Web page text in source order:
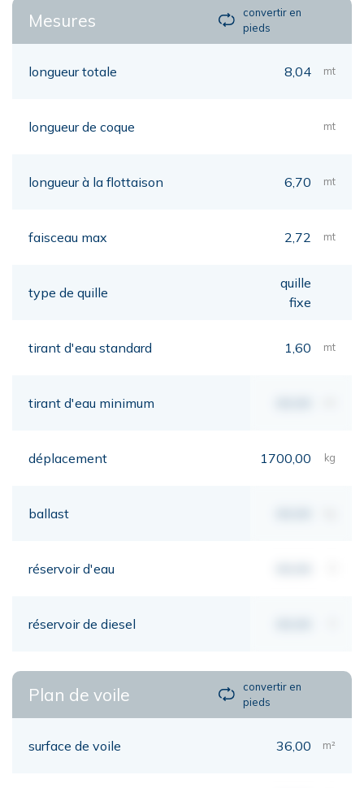
Mesures
convertir en
pieds
longueur totale 8,04 mt
longueur de coque mt
longueur à la flottaison 6,70 mt
faisceau max 2,72 mt
type de quille
quille
fixe
tirant d'eau standard 1,60 mt
tirant d'eau minimum
déplacement 1700,00 kg
ballast
réservoir d'eau
réservoir de diesel
Plan de voile
convertir en
pieds
surface de voile 36,00 m²